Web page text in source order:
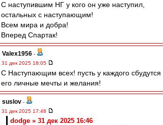
С наступившим НГ у кого он уже наступил,
остальных с наступающим!
Всем мира и добра!
Вперед Спартак!
Valex1956 -
31 дек 2025 18:05
С Наступающим всех! пусть у каждого сбудутся
его личные мечты и желания!
suslov -
31 дек 2025 17:48
dodge » 31 дек 2025 16:46